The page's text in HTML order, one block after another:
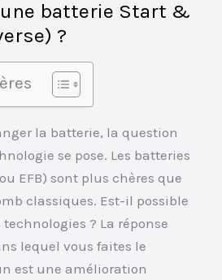
batterie Start &
?
la batterie, la question
se pose. Les batteries
EFB) sont plus chères que
classiques. Est-il possible
? La réponse
lequel vous faites le
est une amélioration